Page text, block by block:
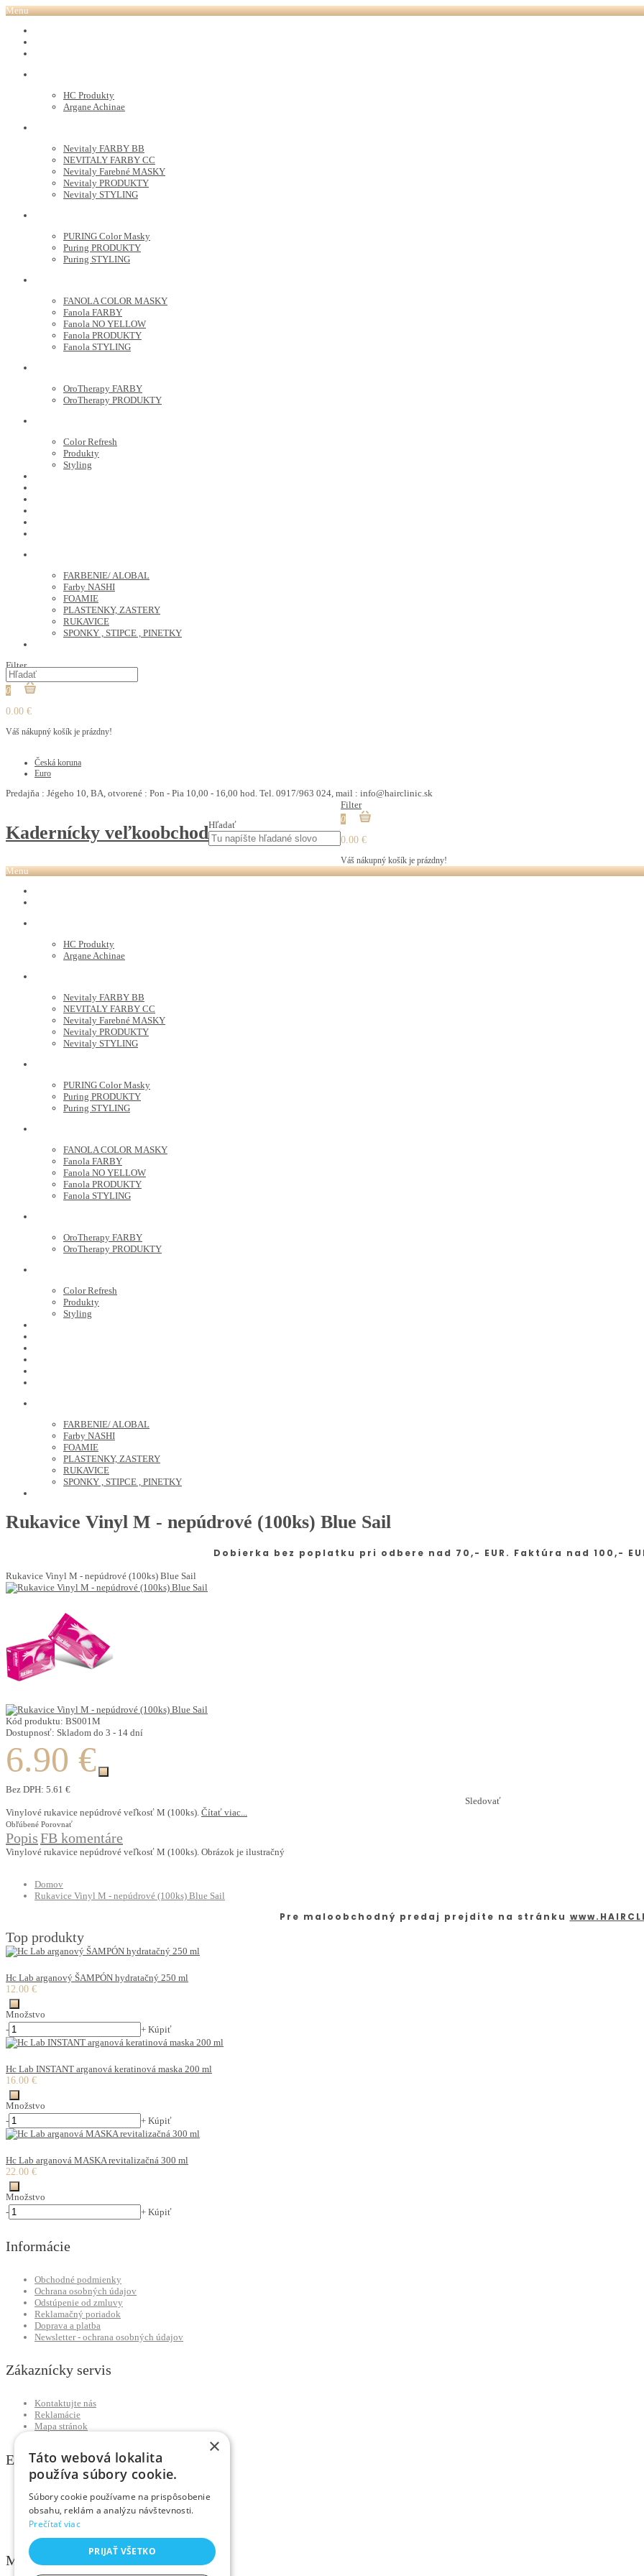
Menu
HC Produkty
Argane Achinae
Nevitaly FARBY BB
NEVITALY FARBY CC
Nevitaly Farebné MASKY
Nevitaly PRODUKTY
Nevitaly STYLING
PURING Color Masky
Puring PRODUKTY
Puring STYLING
FANOLA COLOR MASKY
Fanola FARBY
Fanola NO YELLOW
Fanola PRODUKTY
Fanola STYLING
OroTherapy FARBY
OroTherapy PRODUKTY
Color Refresh
Produkty
Styling
FARBENIE/ ALOBAL
Farby NASHI
FOAMIE
PLASTENKY, ZASTERY
RUKAVICE
SPONKY , STIPCE , PINETKY
Filter
0
0.00 €
Váš nákupný košík je prázdny!
Česká koruna
Euro
Predajňa : Jégeho 10, BA, otvorené : Pon - Pia 10,00 - 16,00 hod. Tel. 0917/963 024, mail : info@hairclinic.sk
Kadernícky veľkoobchodHľadať
Filter
0
0.00 €
Váš nákupný košík je prázdny!
Menu
HC Produkty
Argane Achinae
Nevitaly FARBY BB
NEVITALY FARBY CC
Nevitaly Farebné MASKY
Nevitaly PRODUKTY
Nevitaly STYLING
PURING Color Masky
Puring PRODUKTY
Puring STYLING
FANOLA COLOR MASKY
Fanola FARBY
Fanola NO YELLOW
Fanola PRODUKTY
Fanola STYLING
OroTherapy FARBY
OroTherapy PRODUKTY
Color Refresh
Produkty
Styling
FARBENIE/ ALOBAL
Farby NASHI
FOAMIE
PLASTENKY, ZASTERY
RUKAVICE
SPONKY , STIPCE , PINETKY
Rukavice Vinyl M - nepúdrové (100ks) Blue Sail
Dobierka bez poplatku pri odbere nad 70,- EUR. Faktúra nad 100,-
Rukavice Vinyl M - nepúdrové (100ks) Blue Sail
Kód produktu: BS001M
Dostupnosť: Skladom do 3 - 14 dní
6.90 €
Bez DPH: 5.61 €
Sledovať
Vinylové rukavice nepúdrové veľkosť M (100ks). Čítať viac...
Obľúbené Porovnať
PopisFB komentáre
Vinylové rukavice nepúdrové veľkosť M (100ks). Obrázok je ilustračný
Domov
Rukavice Vinyl M - nepúdrové (100ks) Blue Sail
Pre maloobchodný predaj prejdite na stránku
Top produkty
Hc Lab arganový ŠAMPÓN hydratačný 250 ml
12.00 €
Množstvo
-
+ Kúpiť
Hc Lab INSTANT arganová keratinová maska 200 ml
16.00 €
Množstvo
-
+ Kúpiť
Hc Lab arganová MASKA revitalizačná 300 ml
22.00 €
Množstvo
-
+ Kúpiť
Informácie
Obchodné podmienky
Ochrana osobných údajov
Odstúpenie od zmluvy
Reklamačný poriadok
Doprava a platba
Newsletter - ochrana osobných údajov
Zákaznícky servis
Kontaktujte nás
Reklamácie
Mapa stránok
Extra
Výrobcovia
Darčekové poukážky
Partnerský program
Akciový tovar
Môj účet
×
Táto webová lokalita
používa súbory cookie.
Súbory cookie používame na prispôsobenie
obsahu, reklám a analýzu návštevnosti.
Prečítať viac
PRIJAŤ VŠETKO